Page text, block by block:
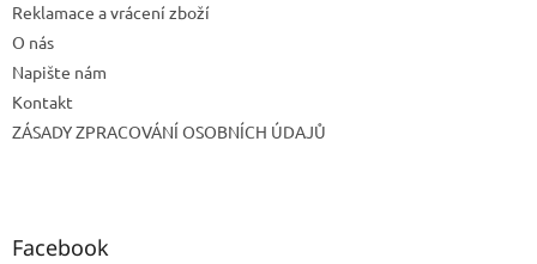
Reklamace a vrácení zboží
O nás
Napište nám
Kontakt
ZÁSADY ZPRACOVÁNÍ OSOBNÍCH ÚDAJŮ
Facebook